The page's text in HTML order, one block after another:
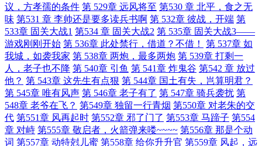
议，方孝孺的条件 第 529章 远风将至 第530 章 北平，食之无
味 第531 章 李帅还是要多读兵书啊 第 532章 彼战，开端 第
533章 固关大战1 第534 章 固关大战2 第 535章 固关大战3——
游戏刚刚开始 第 536章 此处禁行，借道？不借！
第 537章 如
我城，如袭我家 第 538章 两炮，最多两炮 第 539章 打剩一
人，老子也不降 第 540章 引鱼 第 541章 炸鬼谷 第542 章 放过
他？ 第 543章 这先生有点狠 第 544章 国土有失，岂算明君？
第 545章 唯有风声 第 546章 老子有了 第 547章 骑兵袭扰 第
548章 老爷在飞？ 第549章 独留一行青烟 第550章 对老朱的交
代 第551章 风再起时 第552章 邪了门了 第553章 马蹄子 第554
章 对峙 第555章 敬启者，火箭弹来喽~~~~ 第556章 那是个动
词 第557章 动特尅儿蜜 第558章 给你升升官 第559章 风起，远